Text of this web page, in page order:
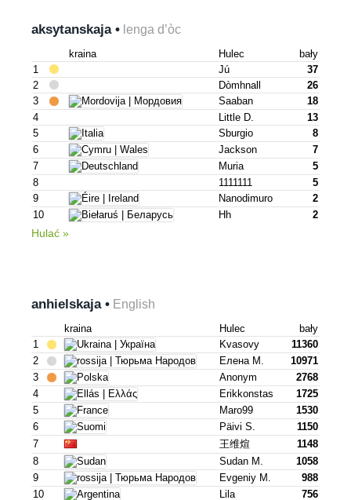
aksytanskaja • lenga d’òc
kraina Hulec
bały
1
Jú
37
2
Dòmhnall
26
3
Saaban
18
4
Little D.
13
5
Sburgio
8
6
Jackson
7
7
Muria
5
8
1111111
5
9
Nanodimuro
2
10
Hh 2
Hulać »
anhielskaja • English
kraina Hulec
bały
1
Kvasovy
11360
2
Елена М.
10971
3
Anonym
2768
4
Erikkonstas
1725
5
Maro99
1530
6
Päivi S.
1150
7
王维煊
1148
8
Sudan M.
1058
9
Evgeniy M.
988
10
Lila 756